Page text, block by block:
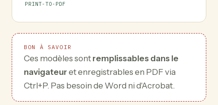
PRINT-TO-PDF
BON À SAVOIR
Ces modèles sont remplissables dans le
navigateur et enregistrables en PDF via
Ctrl+P. Pas besoin de Word ni d'Acrobat.